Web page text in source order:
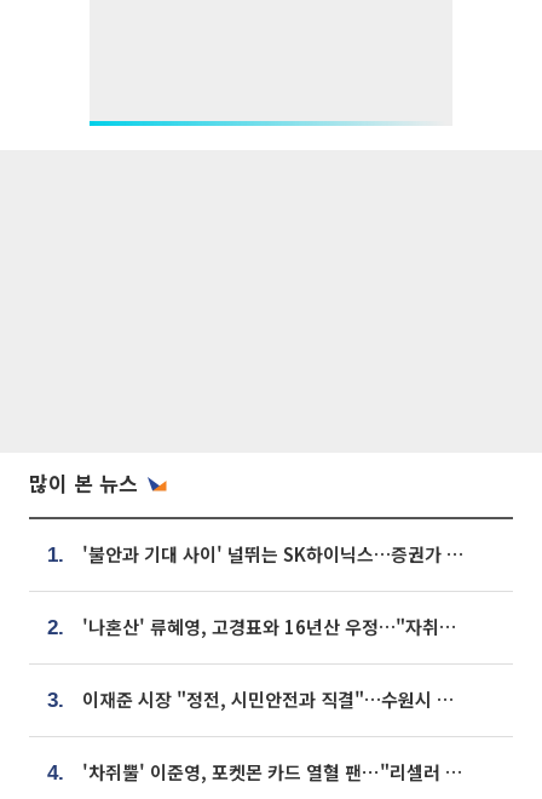
많이 본 뉴스
1. '불안과 기대 사이' 널뛰는 SK하이닉스…증권가 "HBM4·LTA 기반 펀터멘털 견고"
2. '나혼산' 류혜영, 고경표와 16년산 우정…"자취방서 부모님과 마주쳐"
3. 이재준 시장 "정전, 시민안전과 직결"…수원시 비상대응체계 가동
4. '차쥐뿔' 이준영, 포켓몬 카드 열혈 팬⋯"리셀러 처단할 것"